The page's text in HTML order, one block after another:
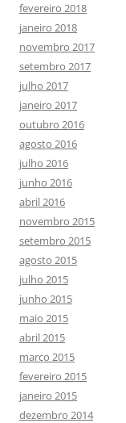
fevereiro 2018
janeiro 2018
novembro 2017
setembro 2017
julho 2017
janeiro 2017
outubro 2016
agosto 2016
julho 2016
junho 2016
abril 2016
novembro 2015
setembro 2015
agosto 2015
julho 2015
junho 2015
maio 2015
abril 2015
março 2015
fevereiro 2015
janeiro 2015
dezembro 2014